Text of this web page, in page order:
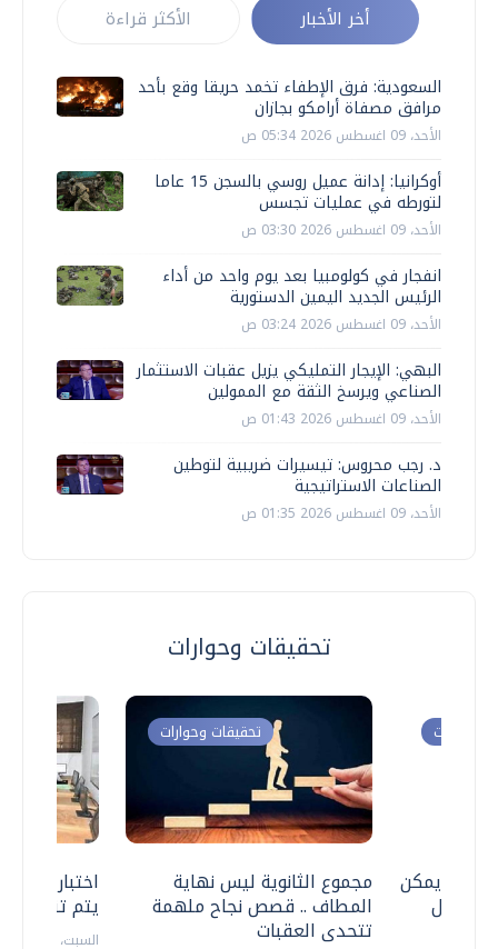
أخر الأخبار الأكثر قراءة
السعودية: فرق الإطفاء تخمد حريقا وقع بأحد
مرافق مصفاة أرامكو بجازان
الأحد، 09 اغسطس 2026 05:34 ص
أوكرانيا: إدانة عميل روسي بالسجن 15 عاما
لتورطه في عمليات تجسس
الأحد، 09 اغسطس 2026 03:30 ص
انفجار في كولومبيا بعد يوم واحد من أداء
الرئيس الجديد اليمين الدستورية
الأحد، 09 اغسطس 2026 03:24 ص
البهي: الإيجار التمليكي يزيل عقبات الاستثمار
الصناعي ويرسخ الثقة مع الممولين
الأحد، 09 اغسطس 2026 01:43 ص
د. رجب محروس: تيسيرات ضريبية لتوطين
الصناعات الاستراتيجية
الأحد، 09 اغسطس 2026 01:35 ص
تحقيقات وحوارات
اختبارات
يتم
السبت، 18 يوليو 2026 09:22 ص
تحقيقات وحوارات
مجموع الثانوية ليس نهاية
المطاف .. قصص نجاح ملهمة
تتحدى العقبات
وحوارات
.. هل يمكن
نتعامل